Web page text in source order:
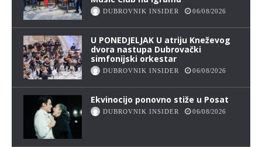
DUBROVNIK INSIDER 06/08/2026
U PONEDJELJAK U atriju Kneževog
dvora nastupa Dubrovački
simfonijski orkestar
DUBROVNIK INSIDER 06/08/2026
Ekvinocijo ponovno stiže u Posat
DUBROVNIK INSIDER 06/08/2026